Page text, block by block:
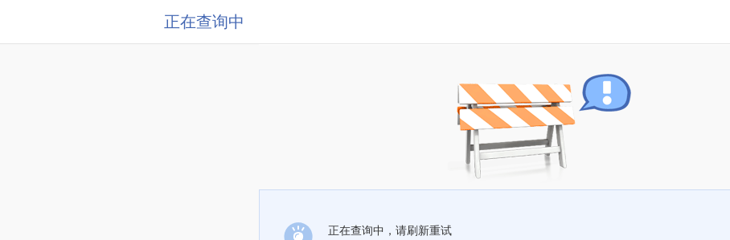
正在查询中
正在查询中，请刷新重试